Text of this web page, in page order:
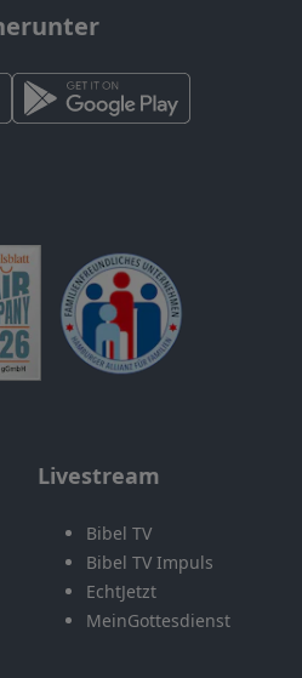
Livestream
Bibel TV
Bibel TV Impuls
EchtJetzt
MeinGottesdienst